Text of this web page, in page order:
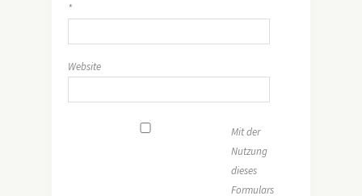
*
Website
Mit der
Nutzung
dieses
Formulars